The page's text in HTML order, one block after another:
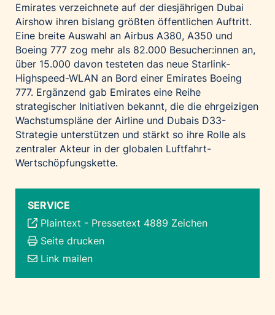
Emirates verzeichnete auf der diesjährigen Dubai
Airshow ihren bislang größten öffentlichen Auftritt.
Eine breite Auswahl an Airbus A380, A350 und
Boeing 777 zog mehr als 82.000 Besucher:innen an,
über 15.000 davon testeten das neue Starlink-
Highspeed-WLAN an Bord einer Emirates Boeing
777. Ergänzend gab Emirates eine Reihe
strategischer Initiativen bekannt, die die ehrgeizigen
Wachstumspläne der Airline und Dubais D33-
Strategie unterstützen und stärkt so ihre Rolle als
zentraler Akteur in der globalen Luftfahrt-
Wertschöpfungskette.
SERVICE
Plaintext - Pressetext 4889 Zeichen
Seite drucken
Link mailen